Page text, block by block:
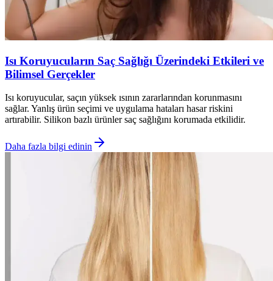
Isı Koruyucuların Saç Sağlığı Üzerindeki Etkileri ve
Bilimsel Gerçekler
Isı koruyucular, saçın yüksek ısının zararlarından korunmasını
sağlar. Yanlış ürün seçimi ve uygulama hataları hasar riskini
artırabilir. Silikon bazlı ürünler saç sağlığını korumada etkilidir.
Daha fazla bilgi edinin